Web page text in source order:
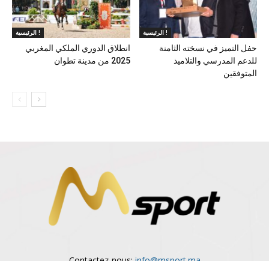
الرئيسية !
انطلاق الدوري الملكي المغربي
2025 من مدينة تطوان
الرئيسية !
حفل التميز في نسخته الثامنة
للدعم المدرسي والتلاميذ
المتوفقين